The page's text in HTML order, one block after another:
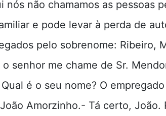
nós não chamamos as pessoas
e pode levar à perda de
pelo sobrenome: Ribeiro,
senhor me chame de Sr.
é o seu nome? O empregado
Amorzinho.- Tá certo, João.